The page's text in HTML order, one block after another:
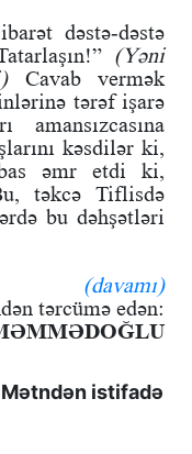
dəstə-dəstə
(Yəni
Cavab vermək
tərəf işarə
kəsdilər ki,
əmr etdi ki,
təkcə Tiflisdə
bu dəhşətləri
(davamı)
tərcümə edən:
istifadə